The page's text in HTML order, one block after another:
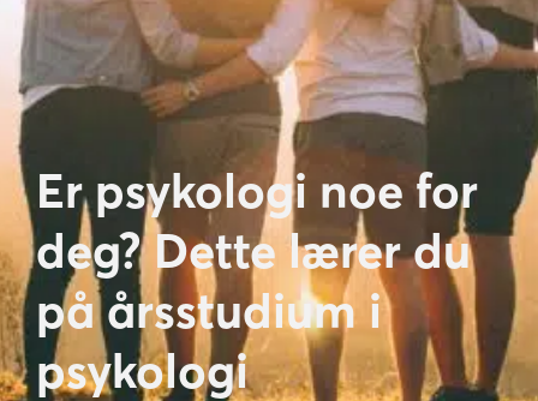
Er psykologi noe for
deg? Dette lærer du
på årsstudium i
psykologi